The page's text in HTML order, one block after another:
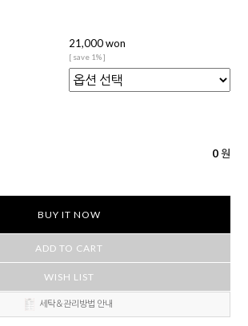
21,000 won
[ save 1% ]
0 원
BUY IT NOW
ADD TO CART
WISH LIST
세탁＆관리방법 안내